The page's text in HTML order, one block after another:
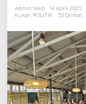
Admin Web
14 April 2025
Kukar POLITIK 53 Dilihat